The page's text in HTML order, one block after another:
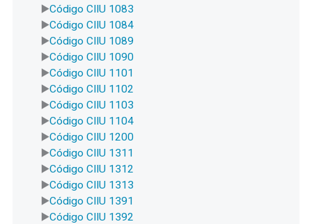
Código CIIU 1083
Código CIIU 1084
Código CIIU 1089
Código CIIU 1090
Código CIIU 1101
Código CIIU 1102
Código CIIU 1103
Código CIIU 1104
Código CIIU 1200
Código CIIU 1311
Código CIIU 1312
Código CIIU 1313
Código CIIU 1391
Código CIIU 1392